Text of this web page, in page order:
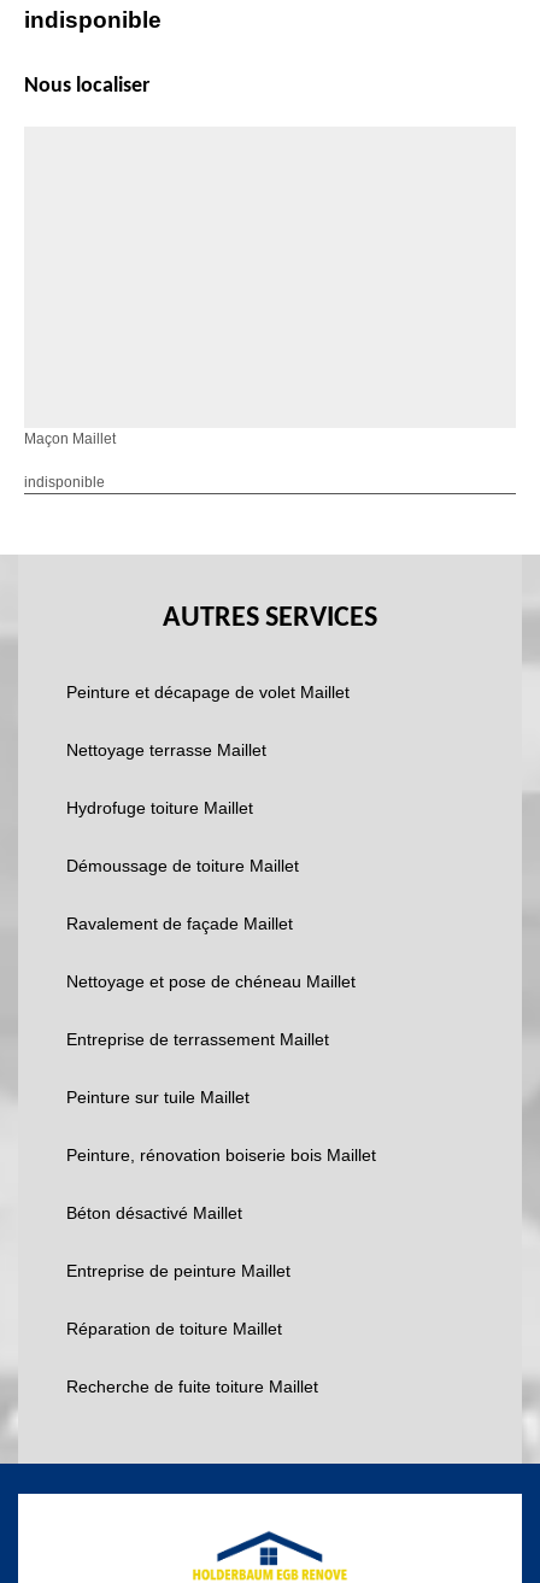
indisponible
Nous localiser
Maçon Maillet
indisponible
AUTRES SERVICES
Peinture et décapage de volet Maillet
Nettoyage terrasse Maillet
Hydrofuge toiture Maillet
Démoussage de toiture Maillet
Ravalement de façade Maillet
Nettoyage et pose de chéneau Maillet
Entreprise de terrassement Maillet
Peinture sur tuile Maillet
Peinture, rénovation boiserie bois Maillet
Béton désactivé Maillet
Entreprise de peinture Maillet
Réparation de toiture Maillet
Recherche de fuite toiture Maillet